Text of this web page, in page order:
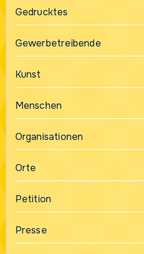
Gedrucktes
Gewerbetreibende
Kunst
Menschen
Organisationen
Orte
Petition
Presse